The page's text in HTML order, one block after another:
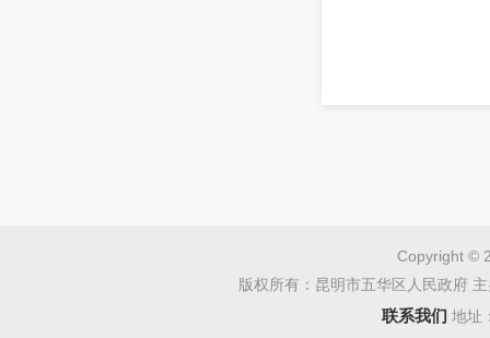
Copyright ©
版权所有：昆明市五华区人民政府
联系我们 地址